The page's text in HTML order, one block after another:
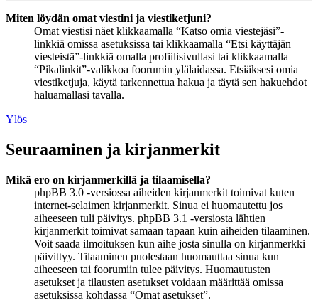
Miten löydän omat viestini ja viestiketjuni?
Omat viestisi näet klikkaamalla “Katso omia viestejäsi”-
linkkiä omissa asetuksissa tai klikkaamalla “Etsi käyttäjän
viesteistä”-linkkiä omalla profiilisivullasi tai klikkaamalla
“Pikalinkit”-valikkoa foorumin ylälaidassa. Etsiäksesi omia
viestiketjuja, käytä tarkennettua hakua ja täytä sen hakuehdot
haluamallasi tavalla.
Ylös
Seuraaminen ja kirjanmerkit
Mikä ero on kirjanmerkillä ja tilaamisella?
phpBB 3.0 -versiossa aiheiden kirjanmerkit toimivat kuten
internet-selaimen kirjanmerkit. Sinua ei huomautettu jos
aiheeseen tuli päivitys. phpBB 3.1 -versiosta lähtien
kirjanmerkit toimivat samaan tapaan kuin aiheiden tilaaminen.
Voit saada ilmoituksen kun aihe josta sinulla on kirjanmerkki
päivittyy. Tilaaminen puolestaan huomauttaa sinua kun
aiheeseen tai foorumiin tulee päivitys. Huomautusten
asetukset ja tilausten asetukset voidaan määrittää omissa
asetuksissa kohdassa “Omat asetukset”.